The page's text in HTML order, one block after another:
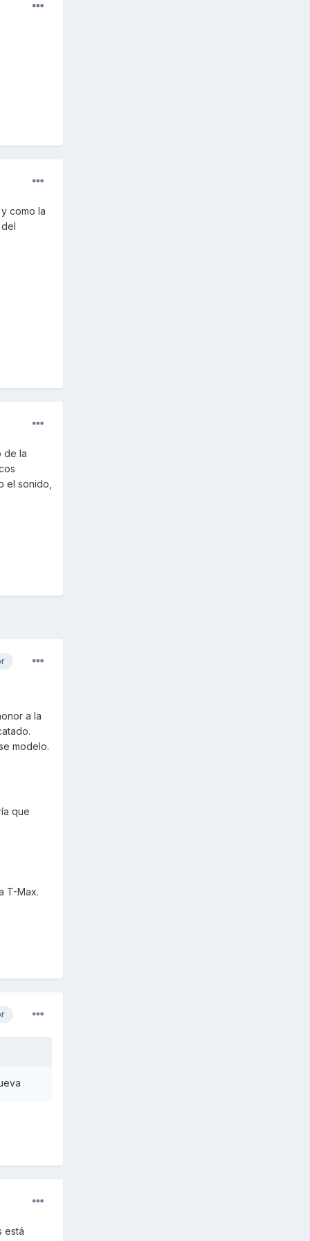
como la
de la
el sonido,
a la
modelo.
que
T-Max.
está